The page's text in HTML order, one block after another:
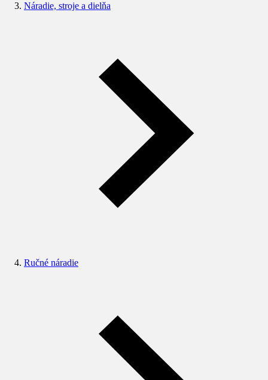
Náradie, stroje a dielňa
Ručné náradie